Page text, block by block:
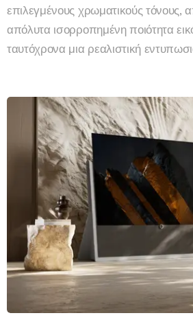
επιλεγμένους χρωματικούς τόνους,
απόλυτα ισορροπημένη ποιότητα
ταυτόχρονα μια ρεαλιστική